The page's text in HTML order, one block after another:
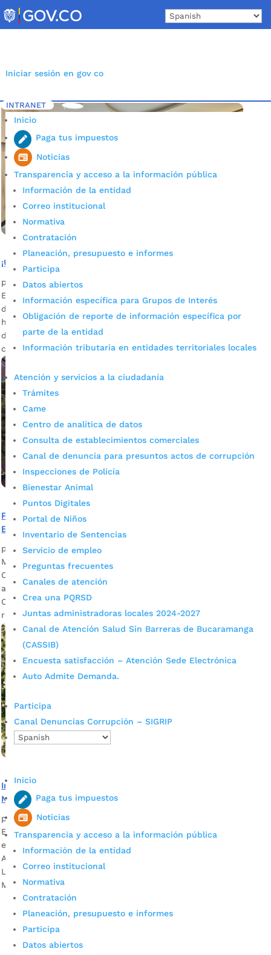
to
content
Iniciar sesión en gov co
INTRANET
Inicio
Paga tus impuestos
Noticias
Transparencia y acceso a la información pública
Información de la entidad
Correo institucional
Normativa
Contratación
Planeación, presupuesto e informes
Participa
Datos abiertos
Información específica para Grupos de Interés
Obligación de reporte de información específica por
parte de la entidad
Información tributaria en entidades territoriales locales
Atención y servicios a la ciudadanía
Trámites
Came
Centro de analítica de datos
Consulta de establecimientos comerciales
Canal de denuncia para presuntos actos de corrupción
Inspecciones de Policía
Bienestar Animal
Puntos Digitales
Portal de Niños
Inventario de Sentencias
Servicio de empleo
Preguntas frecuentes
Canales de atención
Crea una PQRSD
Juntas administradoras locales 2024-2027
Canal de Atención Salud Sin Barreras de Bucaramanga
(CASSIB)
Encuesta satisfacción – Atención Sede Electrónica
Auto Admite Demanda.
Participa
Canal Denuncias Corrupción – SIGRIP
Inicio
Paga tus impuestos
Noticias
Transparencia y acceso a la información pública
Información de la entidad
Correo institucional
Normativa
Contratación
Planeación, presupuesto e informes
Participa
Datos abiertos
Inicio 5 Etiqueta: obras Bucaramanga
¡Ultimamos detalles de la construcción de Casa Búho!
por Mónica María Farfán Sanabria
El Alcalde Juan Carlos Cárdenas verificó el avance de más
de 98% de la construcción de este importante proyecto que
hará a Bucaramanga pionera al contar con el primer hogar
de resguardo del país que estará al servicio de los niños en
condición de vulnerabilidad....
Falta muy poco para finalizar la construcción de la Casa
Búho
por Mónica María Farfán Sanabria
Más de un 90% de ejecución ya presenta la construcción de
Casa Búho. Este es el proyecto de mayor impacto social que
actualmente ejecuta el gobierno del Alcalde Juan Carlos
Cárdenas, con el fin de consolidar el primer hogar de
resguardo para niños en condición de...
Inició la remodelación de la cancha del Colegio Aurelio
Martínez Mutis sede B
porMilena Bernal
El proyecto beneficiará a 387 estudiantes. Estas obras se
esperan entregar en septiembre del presente año. Render
Alcaldía de Bucaramanga Descargue entrevistas: Mónica
Liliana Quintero, ingeniera residente de la obra Aurelio
Martínez Mutis sede B.Marco Aurelio...